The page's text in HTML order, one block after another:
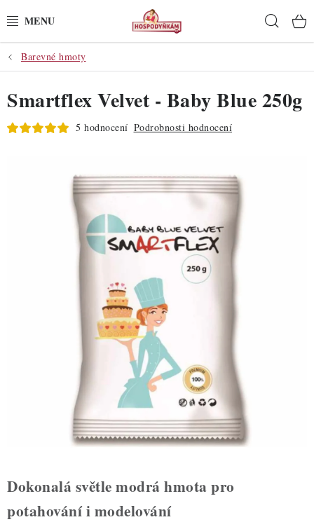
na
POTŘEBY
POMŮCKY
SUROVINY
PRO OSLAVY
DO KUCHYNĚ
TÉMATICKÉ PRODUKTY
PROFI BALENÍ
Barevné hmoty
Dokonalá světle modrá hmota pro
potahování i modelování
Smartflex Velvet - Baby Blue 250g
5 hodnocení Podrobnosti hodnocení